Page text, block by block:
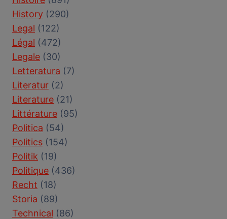
History (290)
Legal (122)
Légal (472)
Legale (30)
Letteratura (7)
Literatur (2)
Literature (21)
Littérature (95)
Politica (54)
Politics (154)
Politik (19)
Politique (436)
Recht (18)
Storia (89)
Technical (86)